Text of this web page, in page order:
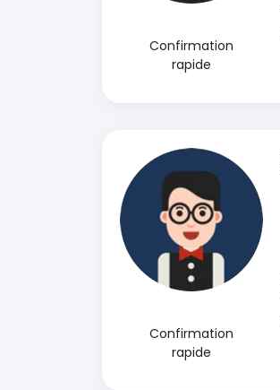
Confirmation
rapide
Confirmation
rapide